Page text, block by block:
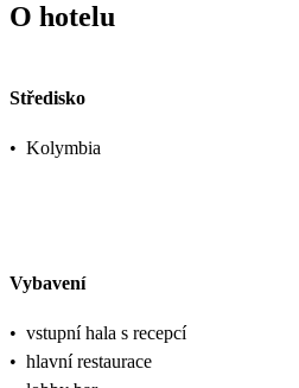
O hotelu
Středisko
• Kolymbia
Vybavení
• vstupní hala s recepcí
• hlavní restaurace